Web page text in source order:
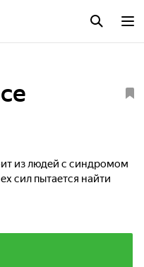
из людей с синдромом
сил пытается найти